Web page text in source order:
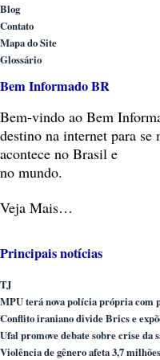
Blog
Contato
Mapa do Site
Glossário
Bem Informado BR
Bem-vindo ao Bem
destino na internet para se
acontece no Brasil e
no mundo.
Veja Mais…
Principais notícias
TJ
MPU terá nova polícia própria com
Conflito iraniano divide Brics e
Ufal promove debate sobre crise da
Violência de gênero afeta 3,7